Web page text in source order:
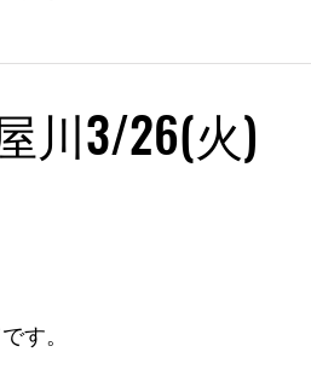
川3/26(火)
す。